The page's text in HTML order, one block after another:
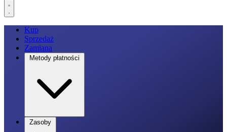
Kup
Sprzedaż
Zamiana
Metody płatności
Zasoby